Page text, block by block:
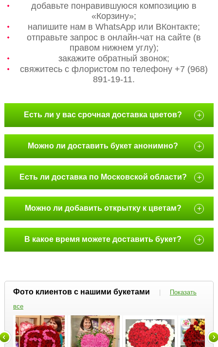
добавьте понравившуюся композицию в
«Корзину»;
напишите нам в WhatsApp или ВКонтакте;
отправьте запрос в онлайн-чат на сайте (в
правом нижнем углу);
закажите обратный звонок;
свяжитесь с флористом по телефону +7 (968)
891-19-11.
Есть ли у вас срочная доставка цветов? +
Можно ли доставить букет анонимно? +
Есть ли доставка по Московской области? +
Можно ли добавить открытку к цветам? +
В какое время можете доставить букет? +
Фото клиентов с нашими букетами |
Показать
все